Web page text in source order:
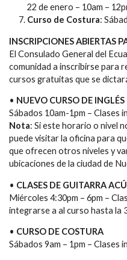
22 de enero – 10am –
Curso de Costura:
INSCRIPCIONES ABIERTAS
El Consulado General del
comunidad a inscribirse para
cursos gratuitas que se
• NUEVO CURSO DE INGLÉS
Sábados 10am-1pm – Clases
Nota: Si este horario o nivel
puede visitar la oficina para
que ofrecen otros niveles y
ubicaciones de la ciudad de
• CLASES DE GUITARRA
Miércoles 4:30pm – 6pm –
integrarse a al curso hasta la
• CURSO DE COSTURA
Sábados 9am – 1pm – Clases